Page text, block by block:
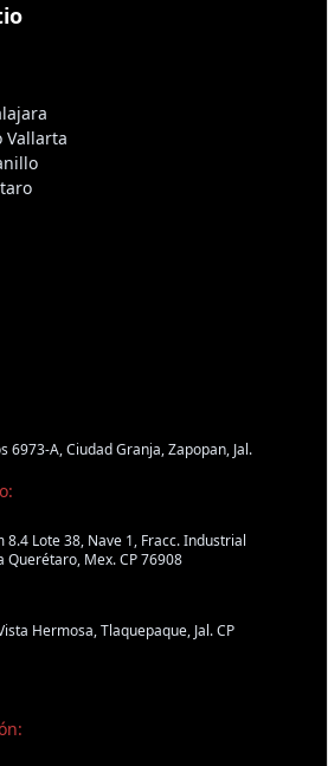
Vallarta
6973-A, Ciudad Granja, Zapopan, Jal.
8.4 Lote 38, Nave 1, Fracc. Industrial
Mex. CP 76908
Hermosa, Tlaquepaque, Jal. CP